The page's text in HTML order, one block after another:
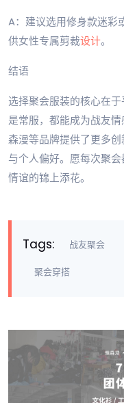
A：建议选用修身款迷彩
供女性专属剪裁设计。
结语
选择聚会服装的核心在
是常服，都能成为战友
森漫等品牌提供了更多
与个人偏好。愿每次聚
情谊的锦上添花。
Tags: 战友聚会
聚会穿搭